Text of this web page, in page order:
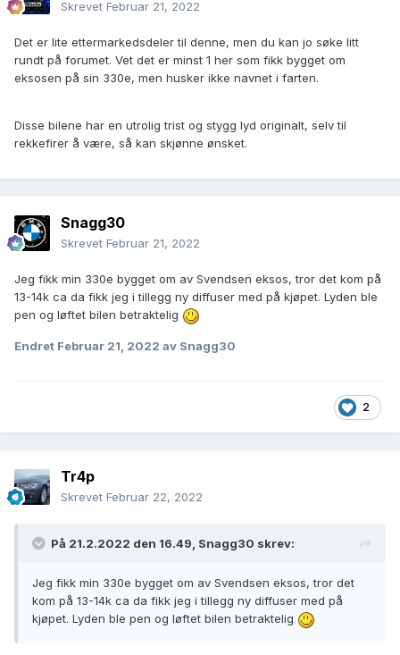
Skrevet Februar 21, 2022
Det er lite ettermarkedsdeler til denne, men du kan jo søke litt
rundt på forumet. Vet det er minst 1 her som fikk bygget om
eksosen på sin 330e, men husker ikke navnet i farten.
Disse bilene har en utrolig trist og stygg lyd originalt, selv til
rekkefirer å være, så kan skjønne ønsket.
Snagg30
Skrevet Februar 21, 2022
Jeg fikk min 330e bygget om av Svendsen eksos, tror det kom på
13-14k ca da fikk jeg i tillegg ny diffuser med på kjøpet. Lyden ble
pen og løftet bilen betraktelig
Endret Februar 21, 2022 av Snagg30
2
Tr4p
Skrevet Februar 22, 2022
På 21.2.2022 den 16.49, Snagg30 skrev:
Jeg fikk min 330e bygget om av Svendsen eksos, tror det
kom på 13-14k ca da fikk jeg i tillegg ny diffuser med på
kjøpet. Lyden ble pen og løftet bilen betraktelig